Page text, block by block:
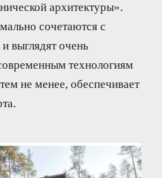
архитектуры».
сочетаются с
выглядят очень
технологиям
не менее, обеспечивает